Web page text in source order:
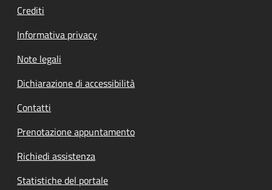
Crediti
Informativa privacy
Note legali
Dichiarazione di accessibilità
Contatti
Prenotazione appuntamento
Richiedi assistenza
Statistiche del portale